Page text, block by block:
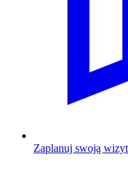
Zaplanuj swoją